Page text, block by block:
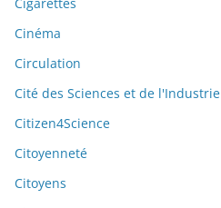
Cinéma
Circulation
Cité des Sciences et de l'Industrie
Citizen4Science
Citoyenneté
Citoyens